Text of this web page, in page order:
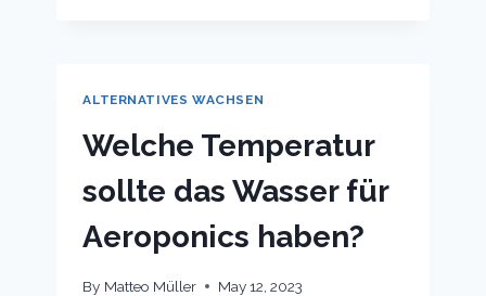
STABIL
HÄLT
ALTERNATIVES WACHSEN
Welche Temperatur
sollte das Wasser für
Aeroponics haben?
By Matteo Müller May 12, 2023